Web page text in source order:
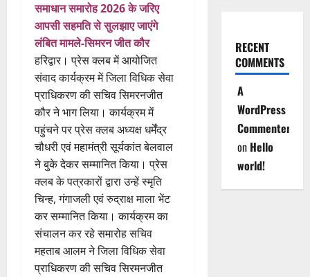
समाधान समारोह 2026 के जरिए
आपसी सहमति से सुलझाए जाएंगे
लंबित मामले-सिमरन जीत कौर
हरिद्वार। प्रेस क्लब में आयोजित
संवाद कार्यक्रम में जिला विधिक सेवा
प्राधिकरण की सचिव सिमरनजीत
कौर ने भाग लिया। कार्यक्रम में
पहुंचने पर प्रेस क्लब अध्यक्ष धर्मेंद्र
चौधरी एवं महामंत्री सूर्यकांत बेलवाल
ने बुके देकर सम्मानित किया। प्रेस
क्लब के पत्रकारों द्वारा उन्हें स्मृति
चिन्ह, गंगाजली एवं रुद्राक्ष माला भेंट
कर सम्मानित किया। कार्यक्रम का
संचालन कर रहे समारोह सचिव
महताब आलम ने जिला विधिक सेवा
प्राधिकरण की सचिव सिरमनजीत
RECENT
COMMENTS
A
WordPress
Commenter
on Hello
world!